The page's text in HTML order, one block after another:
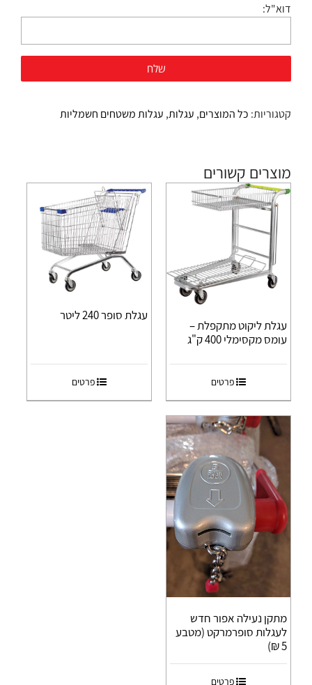
דוא"ל:
קטגוריות: כל המוצרים, עגלות, עגלות משטחים חשמליות
מוצרים קשורים
עגלת ליקוט מתקפלת –
עומס מקסימלי 400 ק"ג
פרטים
עגלת סופר 240 ליטר
פרטים
מתקן נעילה אפור חדש
לעגלות סופרמרקט (מטבע
5 ₪)
פרטים